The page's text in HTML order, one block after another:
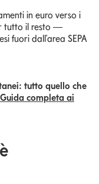
in euro verso i
tutto il resto —
fuori dall'area SEPA
tutto quello che
completa ai